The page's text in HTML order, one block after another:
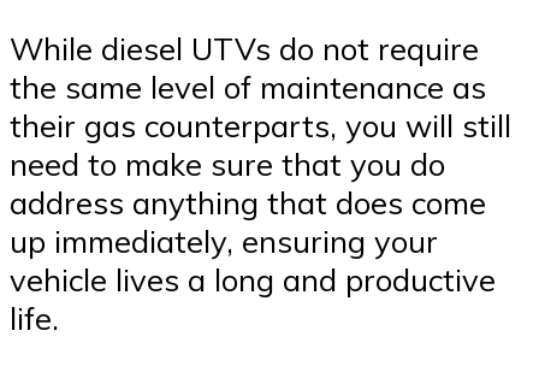
While diesel UTVs do not require
the same level of maintenance as
their gas counterparts, you will still
need to make sure that you do
address anything that does come
up immediately, ensuring your
vehicle lives a long and productive
life.